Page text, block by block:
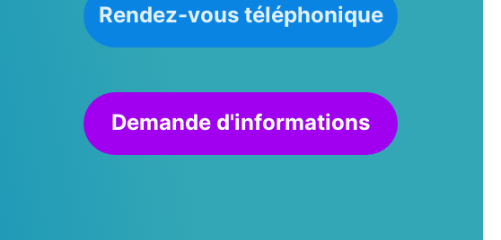
Rendez-vous téléphonique
Demande d'informations